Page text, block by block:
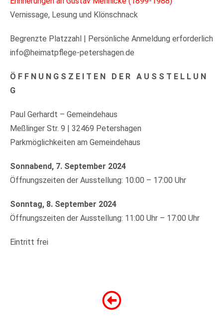
Vernissage, Lesung und Klönschnack
Begrenzte Platzzahl | Persönliche Anmeldung erforderlich
info@heimatpflege-petershagen.de
Ö F F N U N G S Z E I T E N D E R
A U S S T E L L U N
G
Paul Gerhardt – Gemeindehaus
Meßlinger Str. 9 | 32469 Petershagen
Parkmöglichkeiten am Gemeindehaus
Sonnabend, 7. September 2024
Öffnungszeiten der Ausstellung: 10:00 – 17:00 Uhr
Sonntag, 8. September 2024
Öffnungszeiten der Ausstellung: 11:00 Uhr – 17:00 Uhr
Eintritt frei